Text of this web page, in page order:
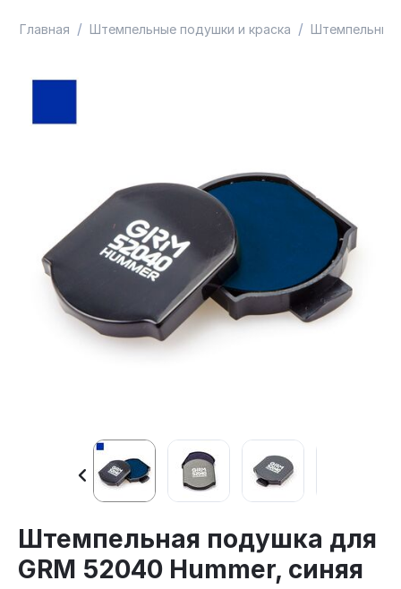
Главная / Штемпельные подушки и краска / Штемпельные
Штемпельная подушка для
GRM 52040 Hummer, синяя